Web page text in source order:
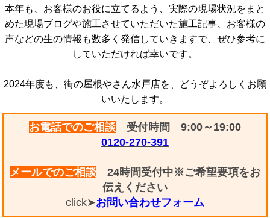
本年も、お客様のお役に立てるよう、実際の現場状況をまと
めた現場ブログや施工させていただいた施工記事、お客様の
声などの生の情報も数多く発信していきますで、ぜひ参考に
していただければ幸いです。
2024年度も、街の屋根やさん水戸店を、どうぞよろしくお願
いいたします。
お電話でのご相談受付時間 9:00～19:00
0120-270-391
メールでのご相談 24時間受付中※ご希望要項をお
伝えください
click➤お問い合わせフォーム